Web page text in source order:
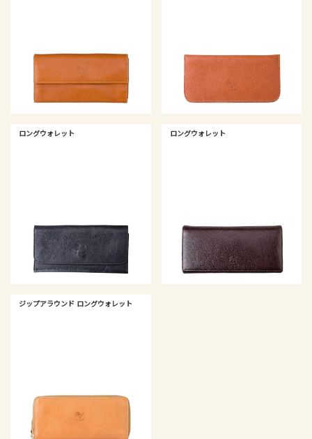
ロングウォレット ロングウォレット
ジップアラウンド ロングウォレット